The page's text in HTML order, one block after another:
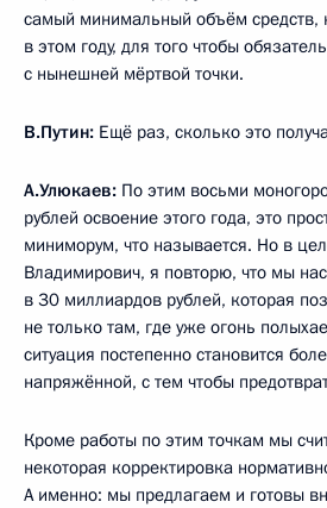
самый минимальный объём средств,
в этом году, для того чтобы
с нынешней мёртвой точки.
В.Путин: Ещё раз, сколько это
А.Улюкаев: По этим восьми
рублей освоение этого года, это
миниморум, что называется. Но в
Владимирович, я повторю, что мы
в 30 миллиардов рублей, которая
не только там, где уже огонь
ситуация постепенно становится
напряжённой, с тем чтобы
Кроме работы по этим точкам мы
некоторая корректировка
А именно: мы предлагаем и готовы